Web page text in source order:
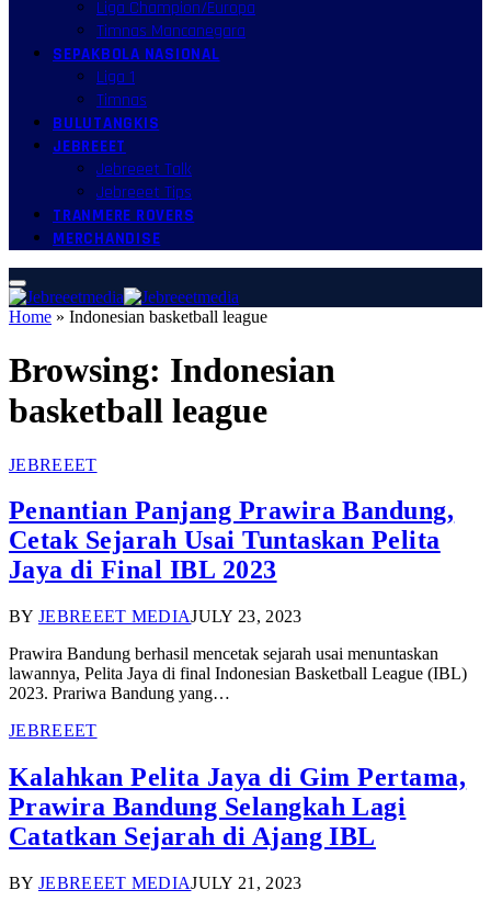
Liga Champion/Europa
Timnas Mancanegara
SEPAKBOLA NASIONAL
Liga 1
Timnas
BULUTANGKIS
JEBREEET
Jebreeet Talk
Jebreeet Tips
TRANMERE ROVERS
MERCHANDISE
Home » Indonesian basketball league
Browsing: Indonesian
basketball league
JEBREEET
Penantian Panjang Prawira Bandung,
Cetak Sejarah Usai Tuntaskan Pelita
Jaya di Final IBL 2023
BY JEBREEET MEDIAJULY 23, 2023
Prawira Bandung berhasil mencetak sejarah usai menuntaskan
lawannya, Pelita Jaya di final Indonesian Basketball League (IBL)
2023. Prariwa Bandung yang…
JEBREEET
Kalahkan Pelita Jaya di Gim Pertama,
Prawira Bandung Selangkah Lagi
Catatkan Sejarah di Ajang IBL
BY JEBREEET MEDIAJULY 21, 2023